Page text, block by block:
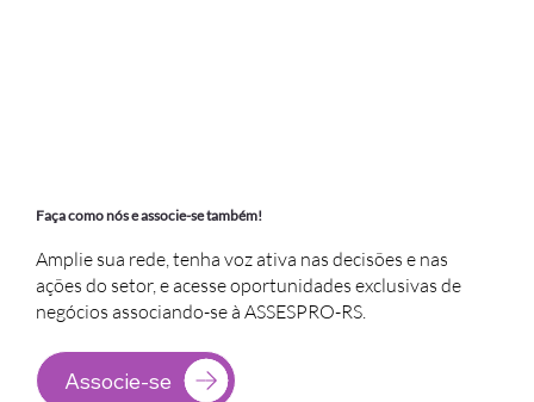
Faça como nós e associe-se também!
Amplie sua rede, tenha voz ativa nas decisões e nas
ações do setor, e acesse oportunidades exclusivas de
negócios associando-se à ASSESPRO-RS.
Associe-se